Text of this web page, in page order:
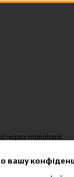
вашу